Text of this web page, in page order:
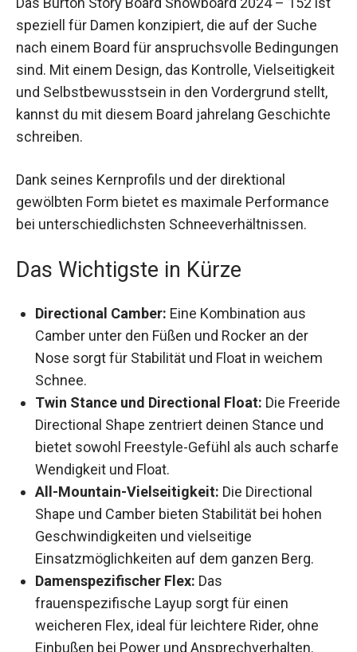
Das Burton Story Board Snowboard 2024 – 152
ist speziell für Damen konzipiert, die auf der
Suche nach einem Board für anspruchsvolle
Bedingungen sind. Mit einem Design, das
Kontrolle, Vielseitigkeit und Selbstbewusstsein in
den Vordergrund stellt, kannst du mit diesem
Dank seines Kernprofils und der direktional
gewölbten Form bietet es maximale Performance
Das Wichtigste in Kürze
Directional Camber:Eine Kombination aus
Camber unter den Füßen und Rocker an der
Nose sorgt für Stabilität und Float in weichem
Schnee.
Twin Stance und Directional Float:Die
Freeride Directional Shape zentriert deinen
Stance und bietet sowohl Freestyle-Gefühl als
auch scharfe Wendigkeit und Float.
All-Mountain-Vielseitigkeit: Die Directional
Shape und Camber bieten Stabilität bei hohen
Geschwindigkeiten und vielseitige
Einsatzmöglichkeiten auf dem ganzen Berg.
Damenspezifischer Flex:
frauenspezifische Layup sorgt für einen
weicheren Flex, ideal für leichtere Rider, ohne